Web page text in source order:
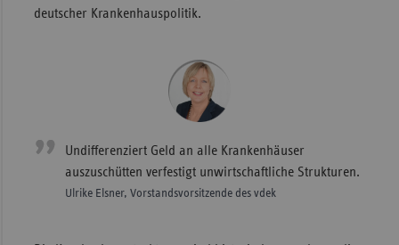
deutscher Krankenhauspolitik.
Undifferenziert Geld an alle Krankenhäuser
auszuschütten verfestigt unwirtschaftliche Strukturen.
Ulrike Elsner, Vorstandsvorsitzende des vdek